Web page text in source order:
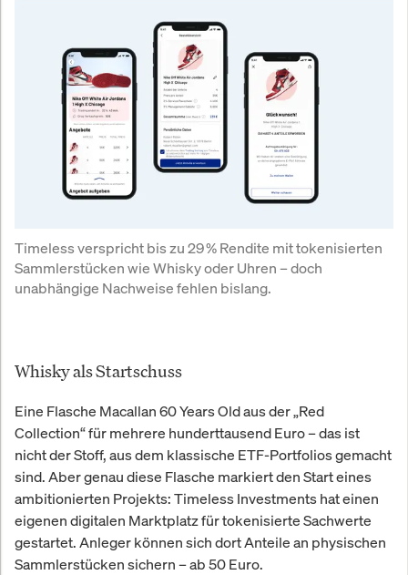
Timeless verspricht bis zu 29 % Rendite mit tokenisierten
Sammlerstücken wie Whisky oder Uhren – doch
unabhängige Nachweise fehlen bislang.
Whisky als Startschuss
Eine Flasche Macallan 60 Years Old aus der „Red
Collection“ für mehrere hunderttausend Euro – das ist
nicht der Stoff, aus dem klassische ETF-Portfolios gemacht
sind. Aber genau diese Flasche markiert den Start eines
ambitionierten Projekts: Timeless Investments hat einen
eigenen digitalen Marktplatz für tokenisierte Sachwerte
gestartet. Anleger können sich dort Anteile an physischen
Sammlerstücken sichern – ab 50 Euro.